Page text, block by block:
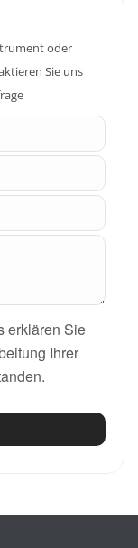
oder
Sie uns
erklären Sie
Ihrer